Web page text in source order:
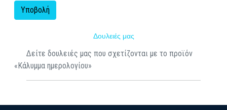
Υποβολή
Δουλειές μας
Δείτε δουλειές μας που σχετίζονται με το προϊόν
«Κάλυμμα ημερολογίου»